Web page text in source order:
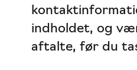
indholdet, og
aftalte, før du